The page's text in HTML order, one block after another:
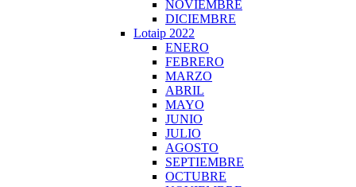
NOVIEMBRE
DICIEMBRE
Lotaip 2022
ENERO
FEBRERO
MARZO
ABRIL
MAYO
JUNIO
JULIO
AGOSTO
SEPTIEMBRE
OCTUBRE